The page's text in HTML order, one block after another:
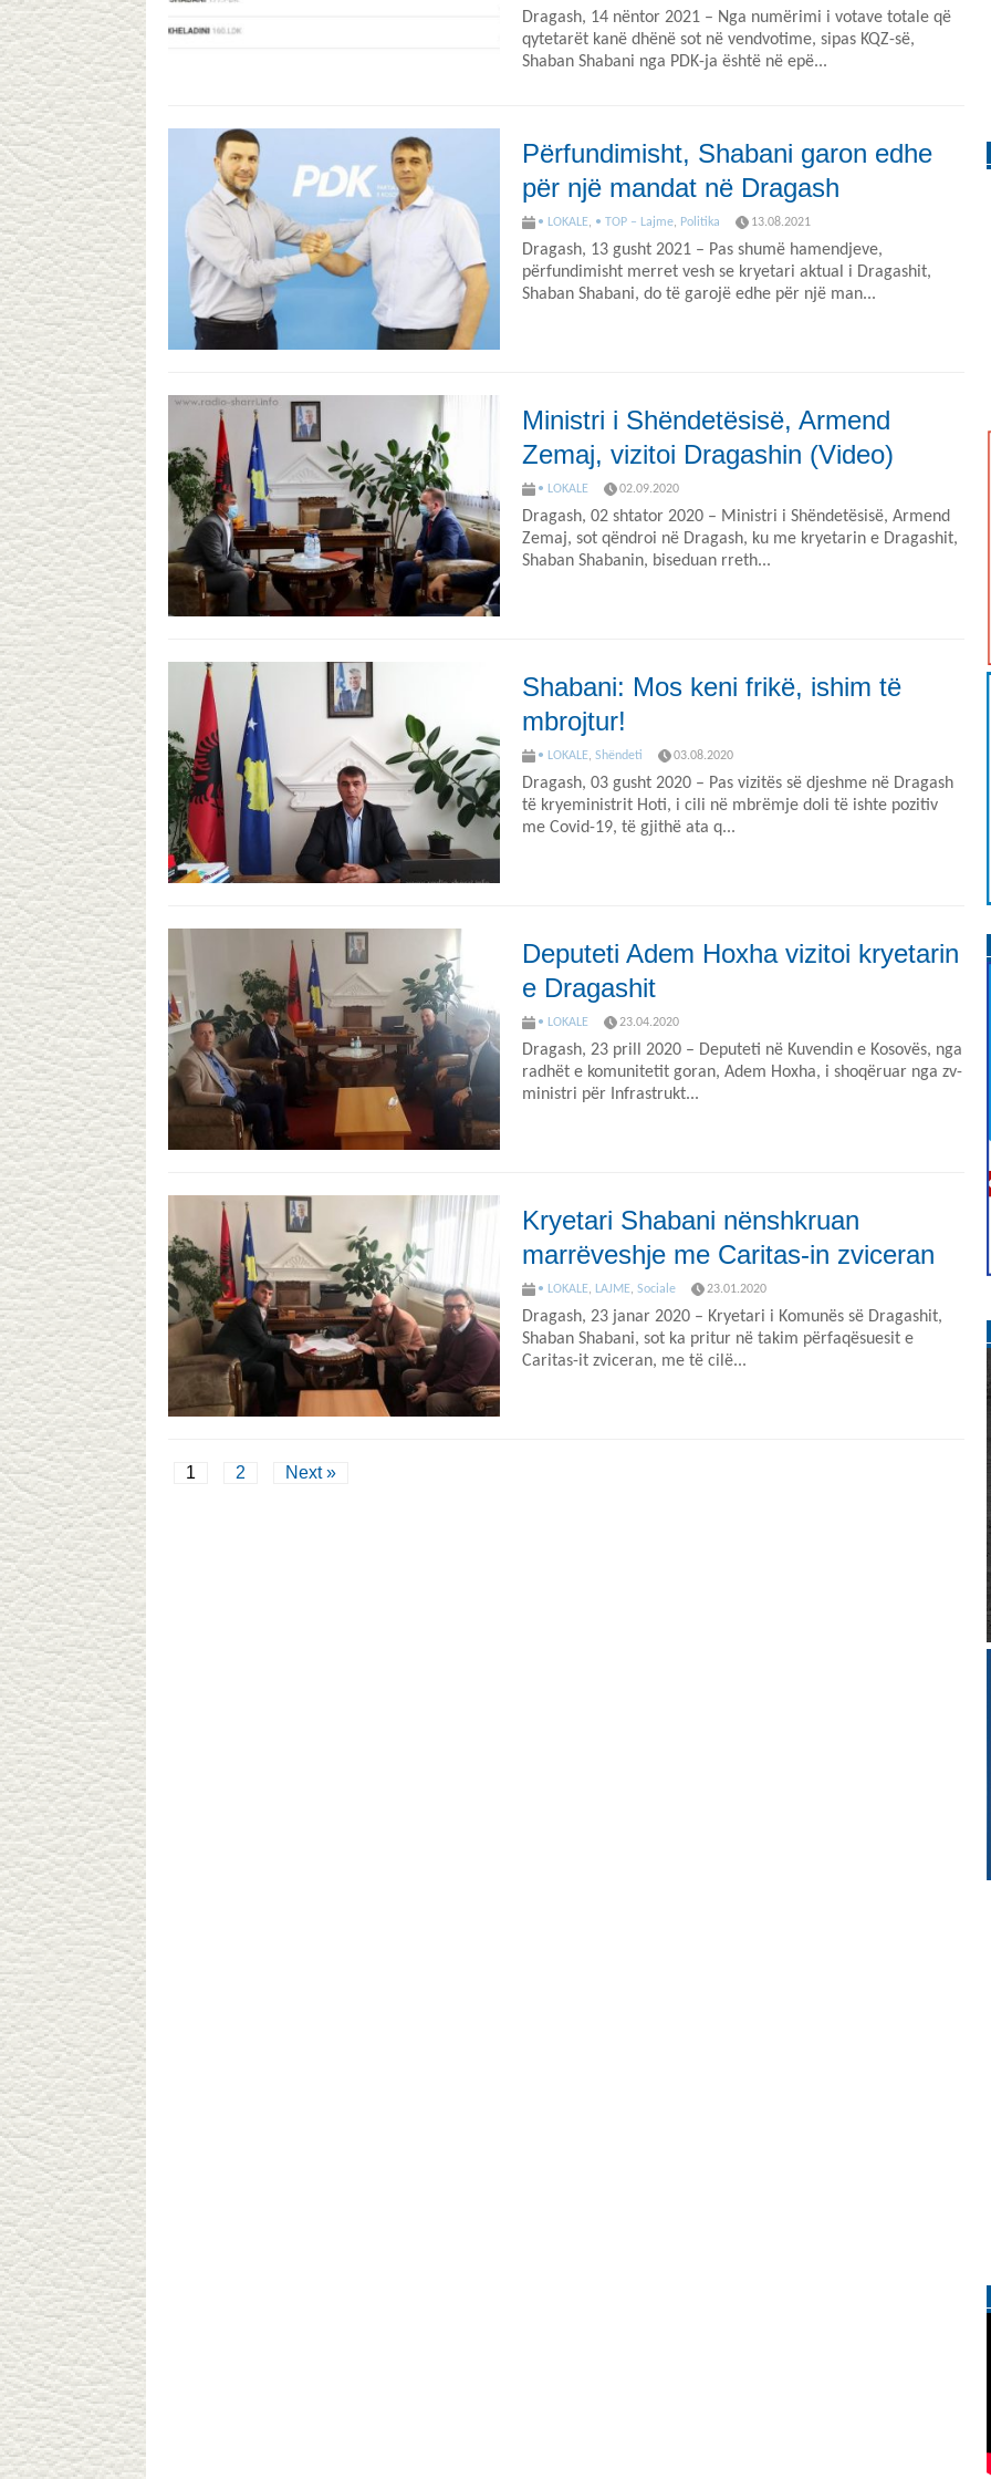
Dragash, 14 nëntor 2021 – Nga numërimi i votave totale që
qytetarët kanë dhënë sot në vendvotime, sipas KQZ-së,
Shaban Shabani nga PDK-ja është në epë...
Përfundimisht, Shabani garon edhe
për një mandat në Dragash
• LOKALE, • TOP – Lajme, Politika 13.08.2021
Dragash, 13 gusht 2021 – Pas shumë hamendjeve,
përfundimisht merret vesh se kryetari aktual i Dragashit,
Shaban Shabani, do të garojë edhe për një man...
Ministri i Shëndetësisë, Armend
Zemaj, vizitoi Dragashin (Video)
• LOKALE 02.09.2020
Dragash, 02 shtator 2020 – Ministri i Shëndetësisë, Armend
Zemaj, sot qëndroi në Dragash, ku me kryetarin e Dragashit,
Shaban Shabanin, biseduan rreth...
Shabani: Mos keni frikë, ishim të
mbrojtur!
• LOKALE, Shëndeti 03.08.2020
Dragash, 03 gusht 2020 – Pas vizitës së djeshme në Dragash
të kryeministrit Hoti, i cili në mbrëmje doli të ishte pozitiv
me Covid-19, të gjithë ata q...
Deputeti Adem Hoxha vizitoi kryetarin
e Dragashit
• LOKALE 23.04.2020
Dragash, 23 prill 2020 – Deputeti në Kuvendin e Kosovës, nga
radhët e komunitetit goran, Adem Hoxha, i shoqëruar nga zv-
ministri për Infrastrukt...
Kryetari Shabani nënshkruan
marrëveshje me Caritas-in zviceran
• LOKALE, LAJME, Sociale 23.01.2020
Dragash, 23 janar 2020 – Kryetari i Komunës së Dragashit,
Shaban Shabani, sot ka pritur në takim përfaqësuesit e
Caritas-it zviceran, me të cilë...
1 2 Next »